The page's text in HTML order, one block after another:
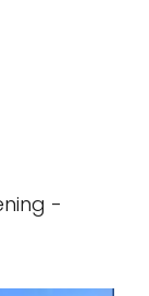
-